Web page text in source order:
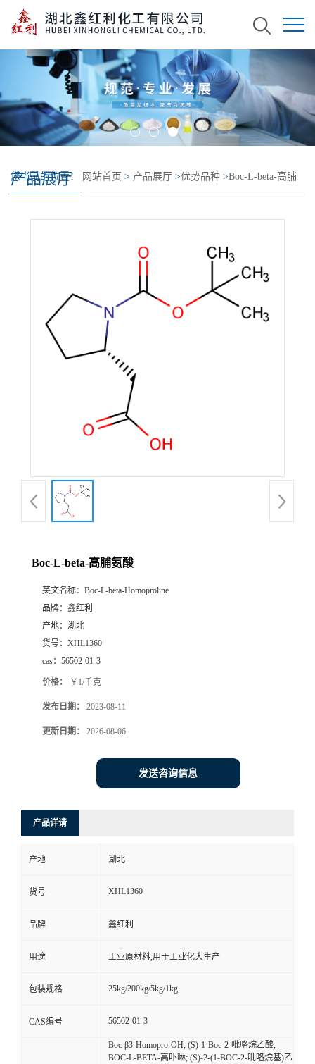
产品展厅
您当前的位置： 网站首页 > 产品展厅 >优势品种 >Boc-L-beta-高脯
Boc-L-beta-高脯氨酸
英文名称： Boc-L-beta-Homoproline
品牌： 鑫红利
产地： 湖北
货号： XHL1360
cas： 56502-01-3
价格： ￥1/千克
发布日期： 2023-08-11
更新日期： 2026-08-06
发送咨询信息
产品详请
产地 湖北
货号 XHL1360
品牌 鑫红利
用途 工业原材料,用于工业化大生产
包装规格 25kg/200kg/5kg/1kg
CAS编号 56502-01-3
Boc-β3-Homopro-OH; (S)-1-Boc-2-吡咯烷乙酸;
BOC-L-BETA-高卟啉; (S)-2-(1-BOC-2-吡咯烷基)乙